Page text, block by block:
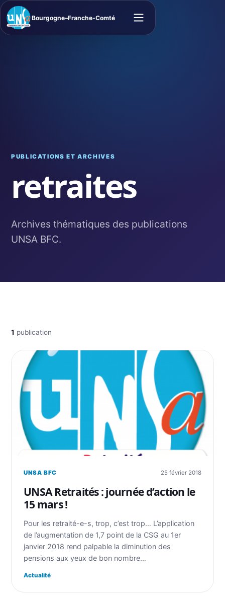
Bourgogne–Franche-Comté
Ouvrir le menu
PUBLICATIONS ET ARCHIVES
retraites
Archives thématiques des publications
UNSA BFC.
1 publication
UNSA BFC 25 février 2018
UNSA Retraités : journée d’action le
15 mars !
Pour les retraité-e-s, trop, c’est trop… L’application
de l’augmentation de 1,7 point de la CSG au 1er
janvier 2018 rend palpable la diminution des
pensions aux yeux de bon nombre…
Actualité